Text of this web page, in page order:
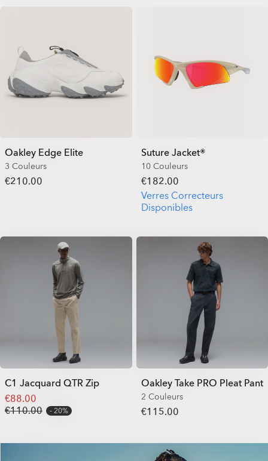
Oakley Edge Elite
3 Couleurs
€210.00
Suture Jacket®
10 Couleurs
€182.00
Verres Correcteurs
Disponibles
C1 Jacquard QTR Zip
€88.00
€110.00
20%
Oakley Take PRO Pleat Pant
2 Couleurs
€115.00